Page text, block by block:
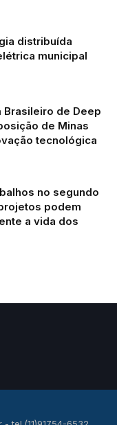
distribuída
municipal
Brasileiro de Deep
de Minas
tecnológica
no segundo
podem
a vida dos